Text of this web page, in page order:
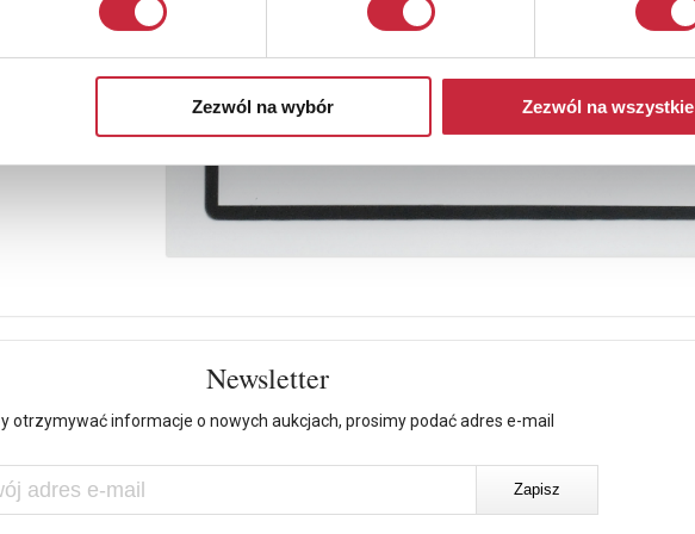
Zezwól na wybór Zezwól na wszystkie
Newsletter
otrzymywać informacje o nowych aukcjach, prosimy podać adres e-mail